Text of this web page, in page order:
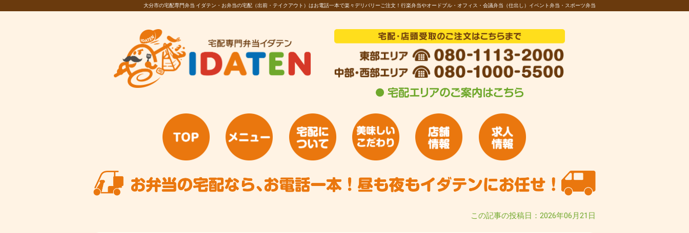
大分市の宅配専門弁当 イダテン・お弁当の宅配（出前・テイクアウト）はお電話一本で楽々デリバリーご注文！行楽弁当やオードブル・オフィス・会議弁当（仕出し）イベント弁当・スポーツ弁当
この記事の投稿日：2026年06月21日